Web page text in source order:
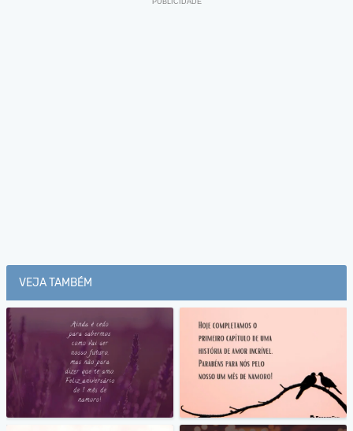
VEJA TAMBÉM